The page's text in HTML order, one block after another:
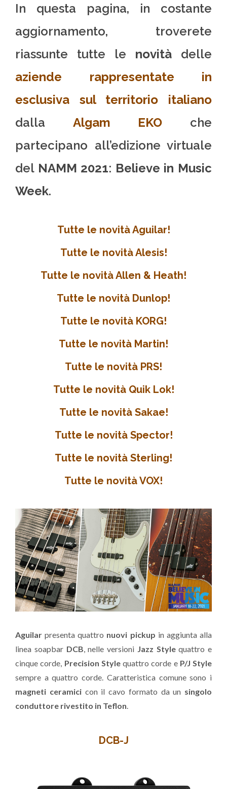
In questa pagina, in costante
aggiornamento, troverete
riassunte tutte le novità delle
aziende rappresentate in
esclusiva sul territorio italiano
dalla Algam EKO che
partecipano all’edizione virtuale
del NAMM 2021: Believe in Music
Week.
Tutte le novità Aguilar!
Tutte le novità Alesis!
Tutte le novità Allen & Heath!
Tutte le novità Dunlop!
Tutte le novità KORG!
Tutte le novità Martin!
Tutte le novità PRS!
Tutte le novità Quik Lok!
Tutte le novità Sakae!
Tutte le novità Spector!
Tutte le novità Sterling!
Tutte le novità VOX!
Aguilar presenta quattro nuovi pickup in aggiunta alla
linea soapbar DCB, nelle versioni Jazz Stylequattro e
cinque corde, Precision Stylequattro corde e P/J Style
sempre a quattro corde. Caratteristica comune sono i
magneti ceramicicon il cavo formato da un singolo
conduttore rivestito in Teflon.
DCB-J